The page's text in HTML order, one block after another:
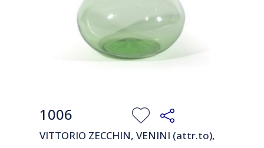
1006
VITTORIO ZECCHIN, VENINI (attr.to),